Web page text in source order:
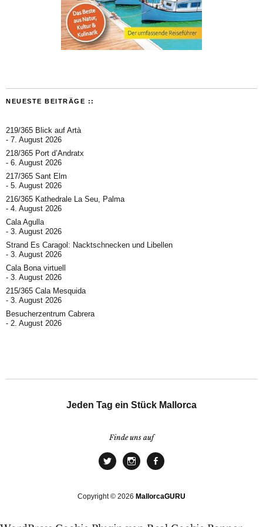
NEUESTE BEITRÄGE ::
219/365 Blick auf Artà
7. August 2026
218/365 Port d’Andratx
6. August 2026
217/365 Sant Elm
5. August 2026
216/365 Kathedrale La Seu, Palma
4. August 2026
Cala Agulla
3. August 2026
Strand Es Caragol: Nacktschnecken und Libellen
3. August 2026
Cala Bona virtuell
3. August 2026
215/365 Cala Mesquida
3. August 2026
Besucherzentrum Cabrera
2. August 2026
Jeden Tag ein Stück Mallorca
Finde uns auf
Copyright © 2026 MallorcaGURU